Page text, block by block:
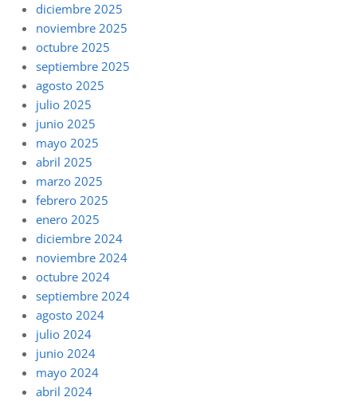
diciembre 2025
noviembre 2025
octubre 2025
septiembre 2025
agosto 2025
julio 2025
junio 2025
mayo 2025
abril 2025
marzo 2025
febrero 2025
enero 2025
diciembre 2024
noviembre 2024
octubre 2024
septiembre 2024
agosto 2024
julio 2024
junio 2024
mayo 2024
abril 2024